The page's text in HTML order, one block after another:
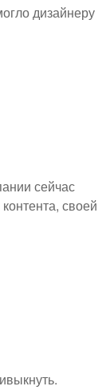
дизайнеру
сейчас
своей